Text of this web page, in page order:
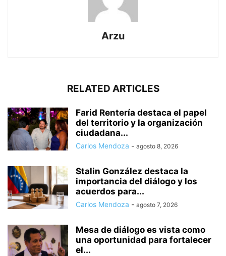
Arzu
RELATED ARTICLES
Farid Rentería destaca el papel
del territorio y la organización
ciudadana...
Carlos Mendoza - agosto 8, 2026
Stalin González destaca la
importancia del diálogo y los
acuerdos para...
Carlos Mendoza - agosto 7, 2026
Mesa de diálogo es vista como
una oportunidad para fortalecer
el...